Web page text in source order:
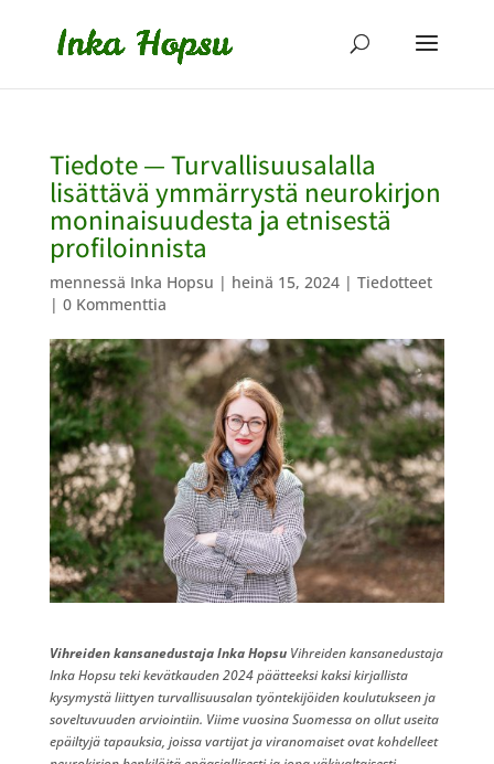
Tiedote — Turvallisuusalalla
lisättävä ymmärrystä neurokirjon
moninaisuudesta ja etnisestä
profiloinnista
mennessä Inka Hopsu | heinä 15, 2024| Tiedotteet
| 0 Kommenttia
Vihreiden kansanedustaja Inka HopsuVihreiden kansanedustaja
Inka Hopsu teki kevätkauden 2024 päätteeksi kaksi kirjallista
kysymystä liittyen turvallisuusalan työntekijöiden koulutukseen ja
soveltuvuuden arviointiin. Viime vuosina Suomessa on ollut useita
epäiltyjä tapauksia, joissa vartijat ja viranomaiset ovat kohdelleet